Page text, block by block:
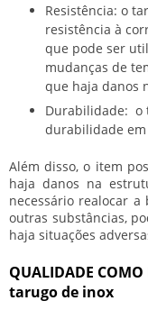
Resistência: o
resistência à
que pode ser
mudanças de
que haja danos
Durabilidade: o
durabilidade em
Além disso, o item
haja danos na
necessário realocar
outras substâncias,
haja situações
QUALIDADE COMO
tarugo de inox